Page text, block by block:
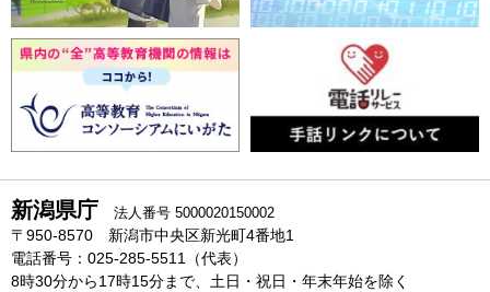
新潟県庁 法人番号 5000020150002
〒950-8570 新潟市中央区新光町4番地1
電話番号：025-285-5511（代表）
8時30分から17時15分まで、土日・祝日・年末年始を除く